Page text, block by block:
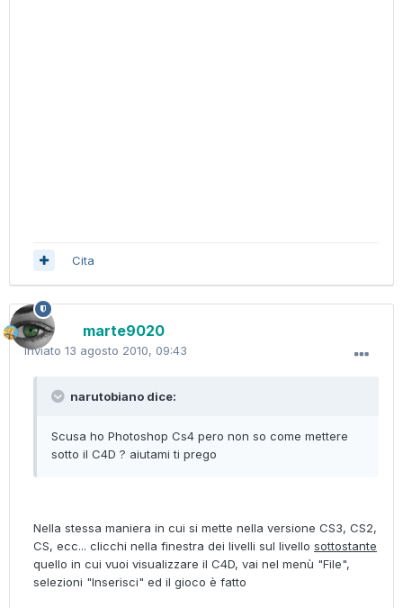
Cita
marte9020
Inviato 13 agosto 2010, 09:43
narutobiano dice:
Scusa ho Photoshop Cs4 pero non so come mettere
sotto il C4D ? aiutami ti prego
Nella stessa maniera in cui si mette nella versione CS3, CS2,
CS, ecc... clicchi nella finestra dei livelli sul livello sottostante
quello in cui vuoi visualizzare il C4D, vai nel menù "File",
selezioni "Inserisci" ed il gioco è fatto